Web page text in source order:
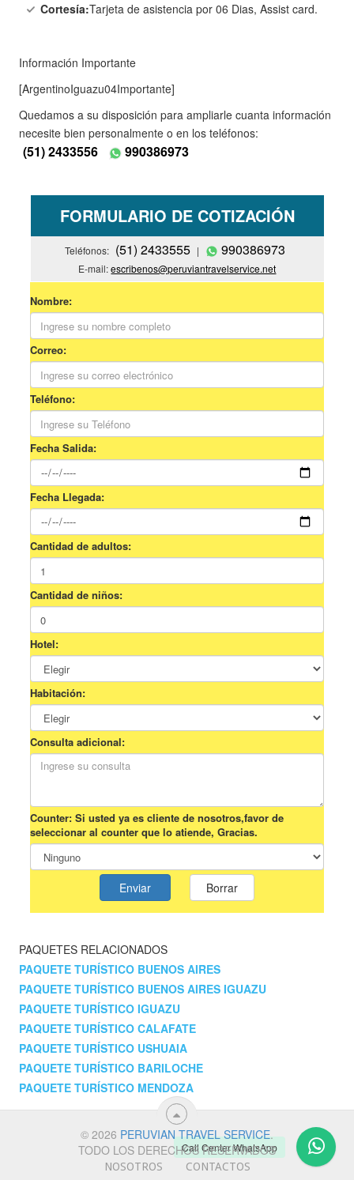
Call Center WhatsApp
Cortesía:Tarjeta de asistencia por 06 Dias, Assist card.
Información Importante
[ArgentinoIguazu04Importante]
Quedamos a su disposición para ampliarle cuanta información
necesite bien personalmente o en los teléfonos:
(51) 2433556 990386973
FORMULARIO DE COTIZACIÓN
Teléfonos: (51) 2433555 | 990386973
E-mail:escribenos@peruviantravelservice.net
PAQUETES RELACIONADOS
PAQUETE TURÍSTICO BUENOS AIRES
PAQUETE TURÍSTICO BUENOS AIRES IGUAZU
PAQUETE TURÍSTICO IGUAZU
PAQUETE TURÍSTICO CALAFATE
PAQUETE TURÍSTICO USHUAIA
PAQUETE TURÍSTICO BARILOCHE
PAQUETE TURÍSTICO MENDOZA
© 2026 PERUVIAN TRAVEL SERVICE.
TODO LOS DERECHOS RESERVADOS
NOSOTROS CONTACTOS